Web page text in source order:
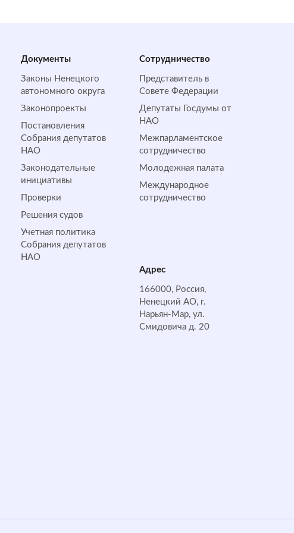
Документы
Законы Ненецкого
автономного округа
Законопроекты
Постановления
Собрания депутатов
НАО
Законодательные
инициативы
Проверки
Решения судов
Учетная политика
Собрания депутатов
НАО
Сотрудничество
Представитель в
Совете Федерации
Депутаты Госдумы от
НАО
Межпарламентское
сотрудничество
Молодежная палата
Международное
сотрудничество
Адрес
166000, Россия,
Ненецкий АО, г.
Нарьян-Мар, ул.
Смидовича д. 20